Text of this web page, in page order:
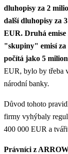
dluhopisy za 2
další dluhopisy za
EUR. Druhá emise
"skupiny" emisí za
počítá jako 5
EUR, bylo by třeba
národní banky.
Důvod tohoto
firmy vyhýbaly
400 000 EUR a
Právníci z